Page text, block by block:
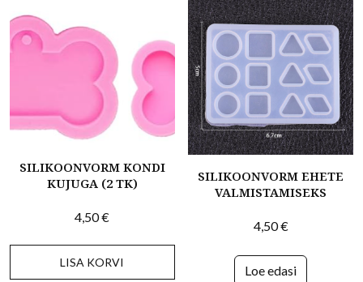
SILIKOONVORM KONDI
KUJUGA (2 TK)
4,50€
LISA KORVI
SILIKOONVORM EHETE
VALMISTAMISEKS
4,50€
Loe edasi